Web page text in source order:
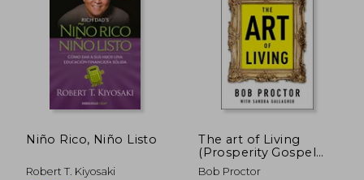
Niño Rico, Niño Listo
Robert T. Kiyosaki
The art of Living
(Prosperity Gospel
Series) (en Inglés)
Bob Proctor